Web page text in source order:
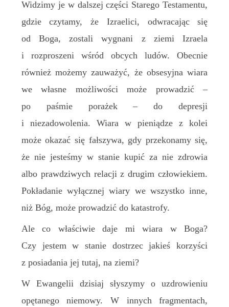
Widzimy je w dalszej części Starego Testamentu,
gdzie czytamy, że Izraelici, odwracając się
od Boga, zostali wygnani z ziemi Izraela
i rozproszeni wśród obcych ludów. Obecnie
również możemy zauważyć, że obsesyjna wiara
we własne możliwości może prowadzić –
po paśmie porażek – do depresji
i niezadowolenia. Wiara w pieniądze z kolei
może okazać się fałszywa, gdy przekonamy się,
że nie jesteśmy w stanie kupić za nie zdrowia
albo prawdziwych relacji z drugim człowiekiem.
Pokładanie wyłącznej wiary we wszystko inne,
niż Bóg, może prowadzić do katastrofy.
Ale co właściwie daje mi wiara w Boga?
Czy jestem w stanie dostrzec jakieś korzyści
z posiadania jej tutaj, na ziemi?
W Ewangelii dzisiaj słyszymy o uzdrowieniu
opętanego niemowy. W innych fragmentach,